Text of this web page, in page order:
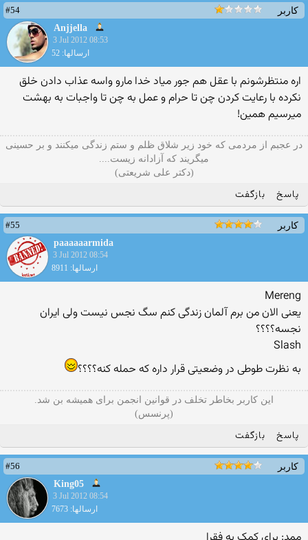
کاربر
#54
Anjjella
3 Jul 2012 08:53
ارسالها: 52
اره منتظرشونم با عقل هم جور مياد خدا مارو واسه عذاب دادن خلق
نكرده با رعايت كردن چن تا حرام و عمل به چن تا واجبات به بهشت
ميرسيم همين!
در عجبم از مردمی که خود زير شلاق ظلم و ستم زندگی ميكنند و بر حسينی
میگریند كه آزادانه زيست....
پاسخ بازگفت
کاربر
#55
paaaaaarmida
3 Jul 2012 08:54
ارسالها: 8911
Mereng
یعنی الان من برم آلمان زندگی کنم سگ نجس نیست ولی ایران
نجسه؟؟؟؟
Slash
به نظرت طوطی در وضعیتی قرار داره که حمله کنه؟؟؟؟
این کاربر بخاطر تخلف در قوانین انجمن برای همیشه بن شد.
(پرنسس)
پاسخ بازگفت
کاربر
#56
King05
3 Jul 2012 08:54
ارسالها: 7673